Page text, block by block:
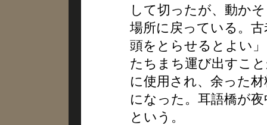
して切ったが、動か
場所に戻っている。
頭をとらせるとよい
たちまち運び出すこ
に使用され、余った
になった。耳語橋が
という。